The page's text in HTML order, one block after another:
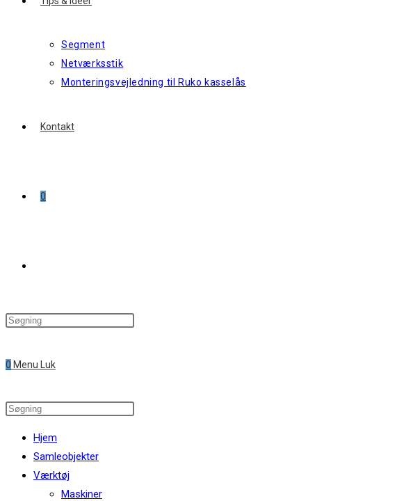
Segment
Netværksstik
Monteringsvejledning til Ruko kasselås
Kontakt
0
search
0 Menu Luk
Search
website
Hjem
Samleobjekter
Værktøj
Maskiner